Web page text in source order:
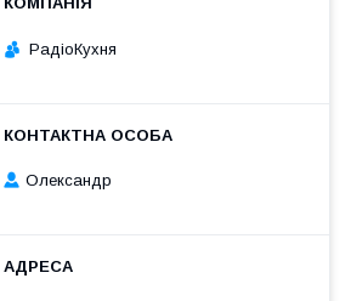
РадіоКухня
Олександр